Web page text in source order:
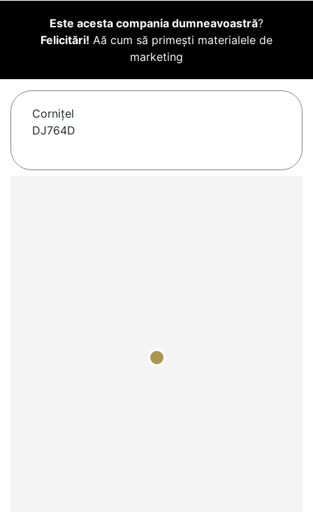
Este acesta compania dumneavoastră?
Felicitări! Aă cum să primești materialele de
marketing
Corniţel
DJ764D